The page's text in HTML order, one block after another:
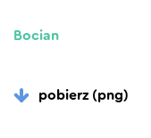
Bocian
pobierz (png)